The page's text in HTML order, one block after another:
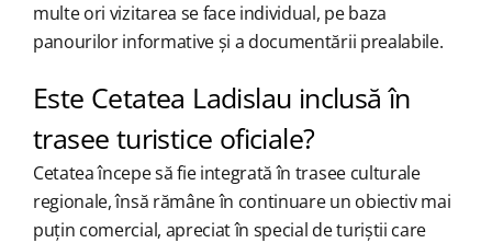
multe ori vizitarea se face individual, pe baza
panourilor informative și a documentării prealabile.
Este Cetatea Ladislau inclusă în
trasee turistice oficiale?
Cetatea începe să fie integrată în trasee culturale
regionale, însă rămâne în continuare un obiectiv mai
puțin comercial, apreciat în special de turiștii care